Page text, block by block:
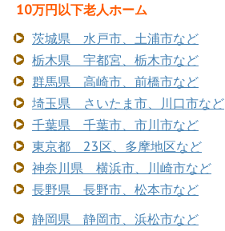
10万円以下老人ホーム
茨城県 水戸市、土浦市など
栃木県 宇都宮、栃木市など
群馬県 高崎市、前橋市など
埼玉県 さいたま市、川口市など
千葉県 千葉市、市川市など
東京都 23区、多摩地区など
神奈川県 横浜市、川崎市など
長野県 長野市、松本市など
静岡県 静岡市、浜松市など